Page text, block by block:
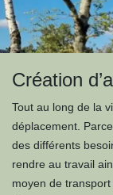
Création
Tout au long de la
déplacement.
des différents
rendre au travail
moyen de transport